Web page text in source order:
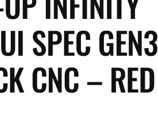
SPEC GEN3
CNC – RED